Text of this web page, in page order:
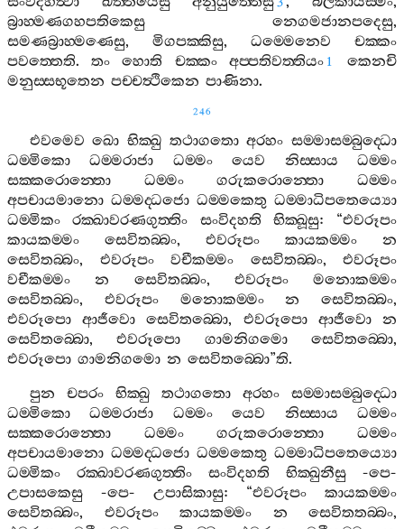
බ්‍රාහ‍්මණගහපතිකෙසු
නෙගමජානපදෙසු,
සමණබ්‍රාහ‍්මණෙසු, මිගපක‍්කිසු, ධම‍්මෙනෙව
චක‍්කං
පවත‍්තෙති.තං හොති චක‍්කං අප‍්පතිවත‍්තියං 1
කෙනචි
මනුස‍්සභූතෙන පච‍්චත්‍ථිකෙන පාණිනා.
246
එවමෙව ඛො භික‍්ඛු තථාගතො අරහං සම‍්මාසම‍්බුද‍්ධො
ධම‍්මිකො
ධම‍්මරාජා ධම‍්මං යෙව නිස‍්සාය
ධම‍්මං
සක‍්කරොන‍්තො
ධම‍්මං ගරුකරොන‍්තො
ධම‍්මං
අපචායමානො ධම‍්මද‍්ධජො ධම‍්මකෙතු ධම‍්මාධිපතෙය්‍යො
ධම‍්මිකං
රක‍්ඛාවරණගුත‍්තිං සංවිදහති භික‍්ඛූසු: “එවරූපං
කායකම‍්මං
සෙවිතබ‍්බං, එවරූපං කායකම‍්මං
න
සෙවිතබ‍්බං, එවරූපං වචීකම‍්මං සෙවිතබ‍්බං, එවරූපං
වචීකම‍්මං
න සෙවිතබ‍්බං, එවරූපං
මනොකම‍්මං
සෙවිතබ‍්බං, එවරූපං මනොකම‍්මං න සෙවිතබ‍්බං,
එවරූපො
ආජීවො සෙවිතබ‍්බො, එවරූපො ආජීවො
න
සෙවිතබ‍්බො,එවරූපො ගාමනිගමො සෙවිතබ‍්බො,
එවරූපො ගාමනිගමො න සෙවිතබ‍්බො”ති.
පුන
චපරං භික‍්ඛු තථාගතො අරහං
සම‍්මාසම‍්බුද‍්ධො
ධම‍්මිකො
ධම‍්මරාජා ධම‍්මං යෙව නිස‍්සාය
ධම‍්මං
සක‍්කරොන‍්තො
ධම‍්මං ගරුකරොන‍්තො
ධම‍්මං
අපචායමානො ධම‍්මද‍්ධජො ධම‍්මකෙතු ධම‍්මාධිපතෙය්‍යො
ධම‍්මිකං
රක‍්ඛාවරණගුත‍්තිං සංවිදහති භික‍්ඛුනීසු -පෙ-
උපාසකෙසු -පෙ- උපාසිකාසු: “එවරූපං
කායකම‍්මං
සෙවිතබ‍්බං, එවරූපං කායකම‍්මං න සෙවිතතබ‍්බං,